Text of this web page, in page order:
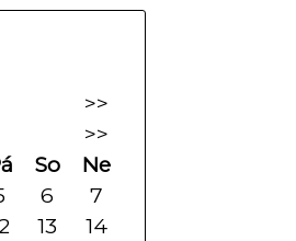
>>
>>
So
Ne
6
7
13
14